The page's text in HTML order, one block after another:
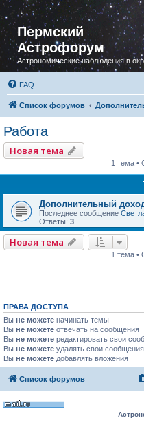
Пермский
Астрофорум
Астрономические наблюдения в
FAQ
Список форумов
Работа
Новая тема
1 тема •
Дополнительный
Последнее сообщение
Ответы: 3
Новая тема
1 тема •
ПРАВА ДОСТУПА
Вы не можете начинать темы
Вы не можете отвечать на сообщения
Вы не можете редактировать свои
Вы не можете удалять свои сообщения
Вы не можете добавлять вложения
Список форумов